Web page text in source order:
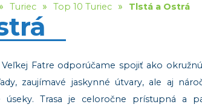
» Turiec » Top 10 Turiec » Tlstá a Ostrá
Fatre odporúčame spojiť ako okružnú
zaujímavé jaskynné útvary, ale aj
úseky. Trasa je celoročne prístupná a